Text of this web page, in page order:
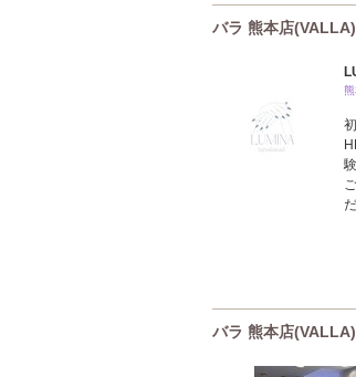
バラ 熊本店
バラ 熊本店